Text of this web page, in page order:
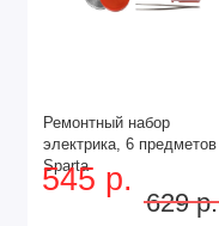
Ремонтный набор
электрика, 6 предметов
Sparta
545 р.
629 р.